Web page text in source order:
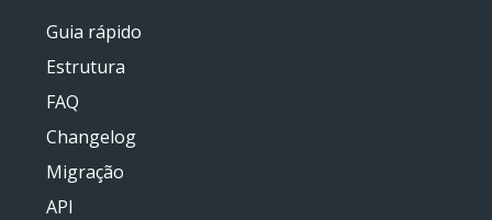
menu
template
wrapper
wrapper
Reports
Guia rápido
Estrutura
FAQ
Changelog
Migração
API